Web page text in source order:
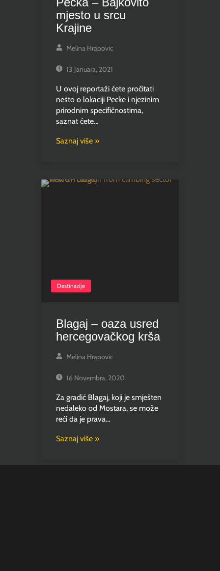
mjesto u srcu
Krajine
Melina Hrapovic
13 Januara, 2021
U ovoj reportaži ćete pročitati
nešto o lokaciji Pecke i njezinim
prirodnim specifičnostima,
saznat ćete…
Saznaj više »
Destinacije
Blagaj – oaza usred
hercegovačkog krša
Melina Hrapovic
16 Novembra, 2020
Za gradić Blagaj, koji je smješten
nedaleko od Mostara, se može
reći da je prava…
Saznaj više »